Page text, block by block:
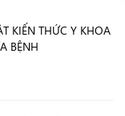
KIẾN THỨC Y KHOA
BỆNH